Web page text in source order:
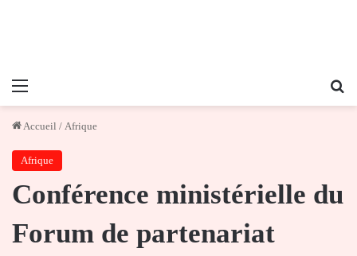
Menu
Accueil / Afrique
Afrique
Conférence ministérielle du
Forum de partenariat